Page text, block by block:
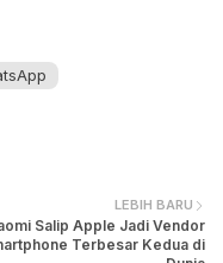
LEBIH BARU
Salip Apple Jadi Vendor
Terbesar Kedua di